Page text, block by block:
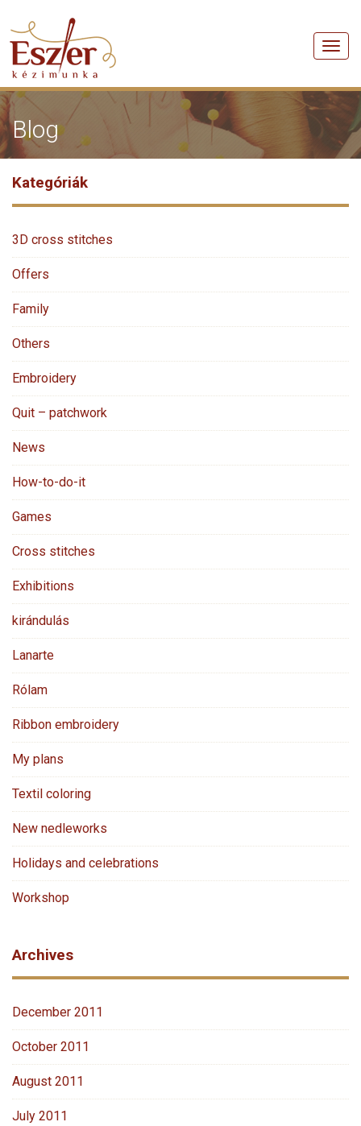
Menü
Blog
Kategóriák
3D cross stitches
Offers
Family
Others
Embroidery
Quit – patchwork
News
How-to-do-it
Games
Cross stitches
Exhibitions
kirándulás
Lanarte
Rólam
Ribbon embroidery
My plans
Textil coloring
New nedleworks
Holidays and celebrations
Workshop
Archives
December 2011
October 2011
August 2011
July 2011